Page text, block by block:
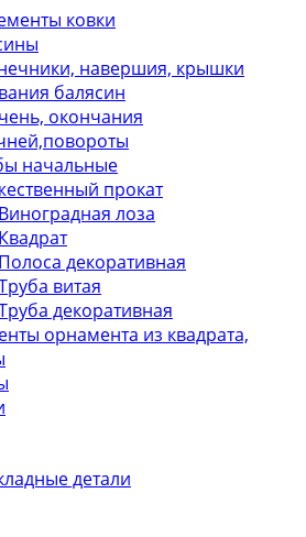
ковки
навершия, крышки
балясин
окончания
начальные
прокат
Виноградная лоза
Квадрат
Полоса декоративная
витая
декоративная
орнамента из квадрата,
детали